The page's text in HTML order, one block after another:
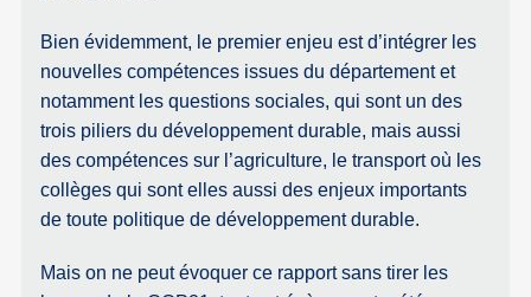
Bien évidemment, le premier enjeu est d’intégrer les
nouvelles compétences issues du département et
notamment les questions sociales, qui sont un des
trois piliers du développement durable, mais aussi
des compétences sur l’agriculture, le transport où les
collèges qui sont elles aussi des enjeux importants
de toute politique de développement durable.
Mais on ne peut évoquer ce rapport sans tirer les